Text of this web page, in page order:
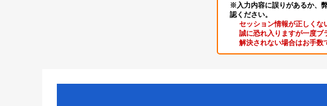
※入力内容に誤りがあるか、
認ください。
セッション情報が正しくな
誠に恐れ入りますが一度ブ
解決されない場合はお手数